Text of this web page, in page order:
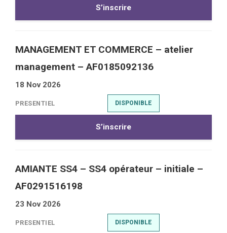
S’inscrire
MANAGEMENT ET COMMERCE – atelier
management – AF0185092136
18 Nov 2026
PRESENTIEL DISPONIBLE
S’inscrire
AMIANTE SS4 – SS4 opérateur – initiale –
AF0291516198
23 Nov 2026
PRESENTIEL DISPONIBLE